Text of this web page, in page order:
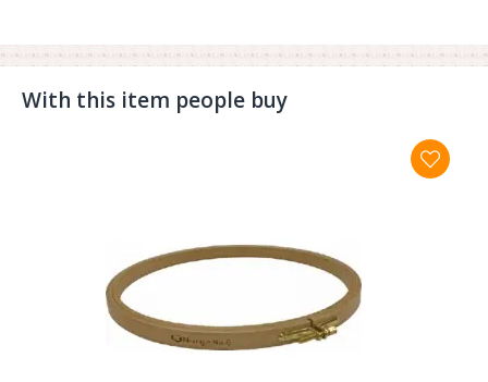
With this item people buy